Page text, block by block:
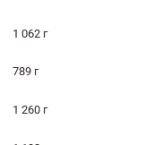
1 062 г
789 г
1 260 г